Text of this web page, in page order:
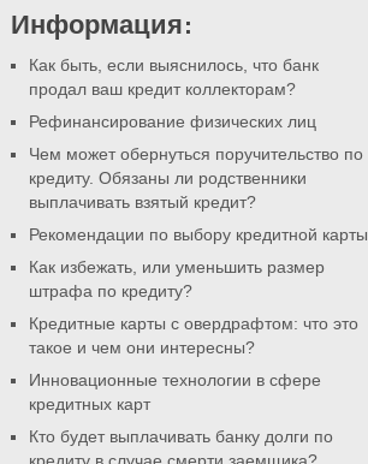
Информация:
Как быть, если выяснилось, что банк
продал ваш кредит коллекторам?
Рефинансирование физических лиц
Чем может обернуться поручительство по
кредиту. Обязаны ли родственники
выплачивать взятый кредит?
Рекомендации по выбору кредитной карты
Как избежать, или уменьшить размер
штрафа по кредиту?
Кредитные карты с овердрафтом: что это
такое и чем они интересны?
Инновационные технологии в сфере
кредитных карт
Кто будет выплачивать банку долги по